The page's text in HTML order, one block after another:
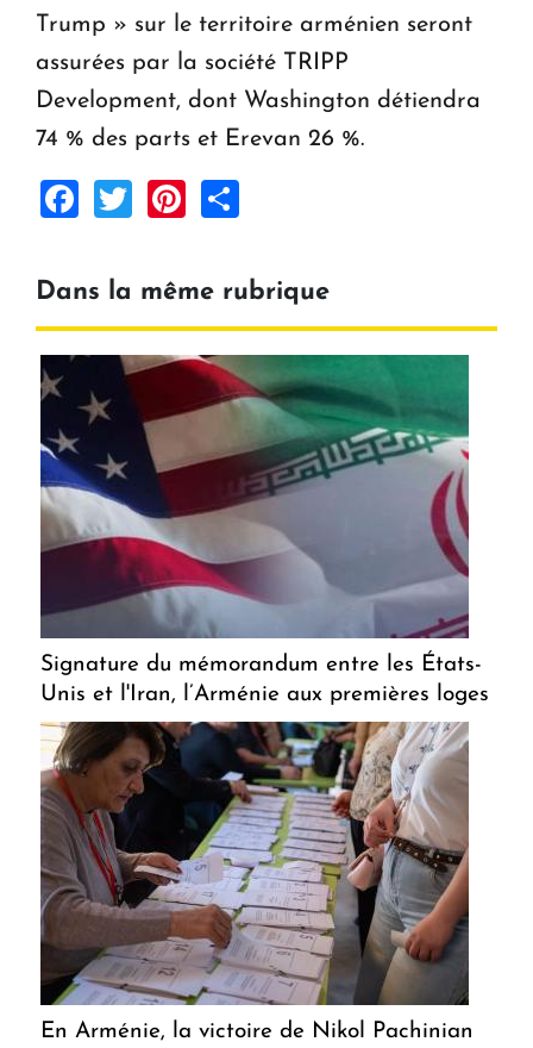
Trump » sur le territoire arménien seront
assurées par la société TRIPP
Development, dont Washington détiendra
74 % des parts et Erevan 26 %.
Facebook
TwitterPinterest
Dans la même rubrique
Signature du mémorandum entre les États-
Unis et l'Iran, l’Arménie aux premières loges
En Arménie, la victoire de Nikol Pachinian